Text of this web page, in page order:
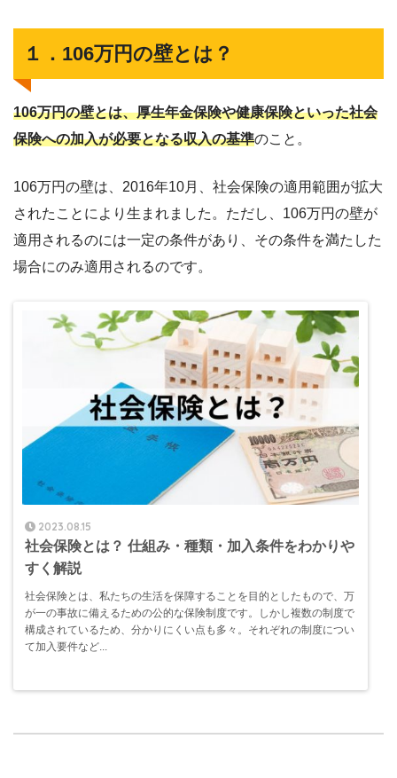
１．106万円の壁とは？
106万円の壁とは、厚生年金保険や健康保険といった社会
保険への加入が必要となる収入の基準のこと。
106万円の壁は、2016年10月、社会保険の適用範囲が拡大
されたことにより生まれました。ただし、106万円の壁が
適用されるのには一定の条件があり、その条件を満たした
場合にのみ適用されるのです。
2023.08.15
社会保険とは？ 仕組み・種類・加入条件をわかりや
すく解説
社会保険とは、私たちの生活を保障することを目的としたもので、万
が一の事故に備えるための公的な保険制度です。しかし複数の制度で
構成されているため、分かりにくい点も多々。それぞれの制度につい
て加入要件など...